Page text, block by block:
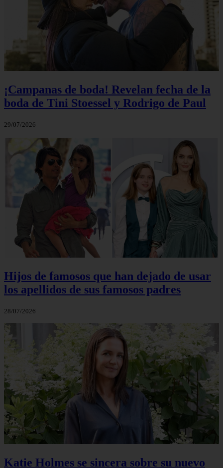
¡Campanas de boda! Revelan fecha de la
boda de Tini Stoessel y Rodrigo de Paul
29/07/2026
Hijos de famosos que han dejado de usar
los apellidos de sus famosos padres
28/07/2026
Katie Holmes se sincera sobre su nuevo